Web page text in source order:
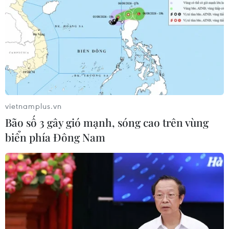
Cẩn trọng với thủ đoạn giả danh, đặt
cọc
04/08/2026 14:55
Khởi tố vụ buôn bán hàng giả mạo
nhãn hiệu nổi tiếng tại Đắk Lắk
04/08/2026 14:34
Ba tỉnh biên giới đề xuất giải pháp
tăng hiệu quả chống buôn lậu thuốc
lá
04/08/2026 14:20
Xử phạt người đăng tải tin sai sự thật
vietnamplus.vn
Bão số 3 gây gió mạnh, sóng cao trên vùng
biển phía Đông Nam